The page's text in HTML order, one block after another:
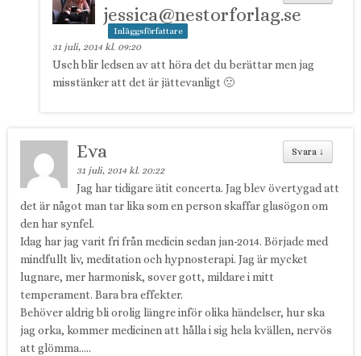
jessica@nestorforlag.se
Inläggsförfattare
31 juli, 2014 kl. 09:20
Usch blir ledsen av att höra det du berättar men jag
misstänker att det är jättevanligt 🙁
Svara ↓
Eva
31 juli, 2014 kl. 20:22
Jag har tidigare ätit concerta. Jag blev övertygad att
det är något man tar lika som en person skaffar glasögon om
den har synfel.
Idag har jag varit fri från medicin sedan jan-2014. Började med
mindfullt liv, meditation och hypnosterapi. Jag är mycket
lugnare, mer harmonisk, sover gott, mildare i mitt
temperament. Bara bra effekter.
Behöver aldrig bli orolig längre inför olika händelser, hur ska
jag orka, kommer medicinen att hålla i sig hela kvällen, nervös
att glömma…..